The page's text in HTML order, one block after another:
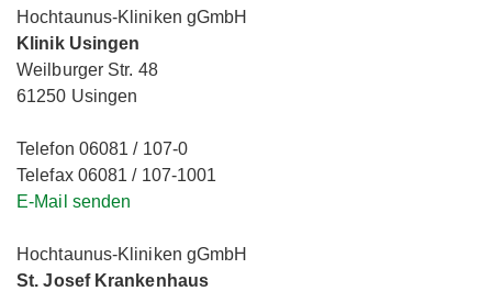
Hochtaunus-Kliniken gGmbH
Klinik Usingen
Weilburger Str. 48
61250 Usingen
Telefon 06081 / 107-0
Telefax 06081 / 107-1001
E-Mail senden
Hochtaunus-Kliniken gGmbH
St. Josef Krankenhaus